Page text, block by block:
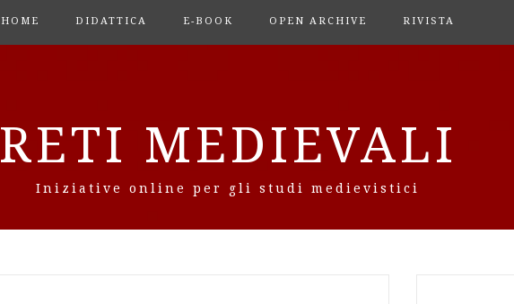
HOME DIDATTICA E-BOOK OPEN ARCHIVE RIVISTA
RETI MEDIEVALI
Iniziative online per gli studi medievistici